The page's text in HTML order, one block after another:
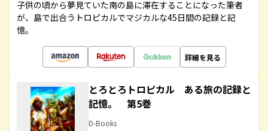
子供の頃から夢見ていた南の島に滞在することになった筆者
が、島で出合うトロピカルでマジカルな45日間の記録と記
憶。
詳細を見る
とろとろトロピカル ある旅の記録と
記憶。 第5巻
D-Books